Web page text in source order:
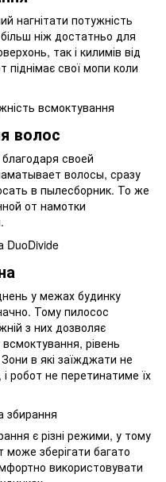
нагнітати потужність
ніж достатньо для
так і килимів від
піднімає свої мопи коли
волос
своей
волосы, сразу
в пылесборник. То же
от намотки
у межах будинку
Тому пилосос
з них дозволяє
рівень
в які заїжджати не
робот не перетинатиме їх
є різні режими, у тому
зберігати багато
використовувати